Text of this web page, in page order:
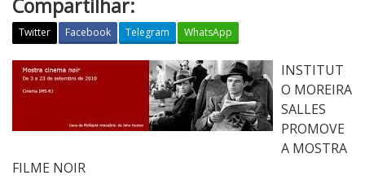
Compartilhar:
Twitter Facebook Telegram WhatsApp
e
a
INSTITUT
O MOREIRA
SALLES
PROMOVE
A MOSTRA
FILME NOIR